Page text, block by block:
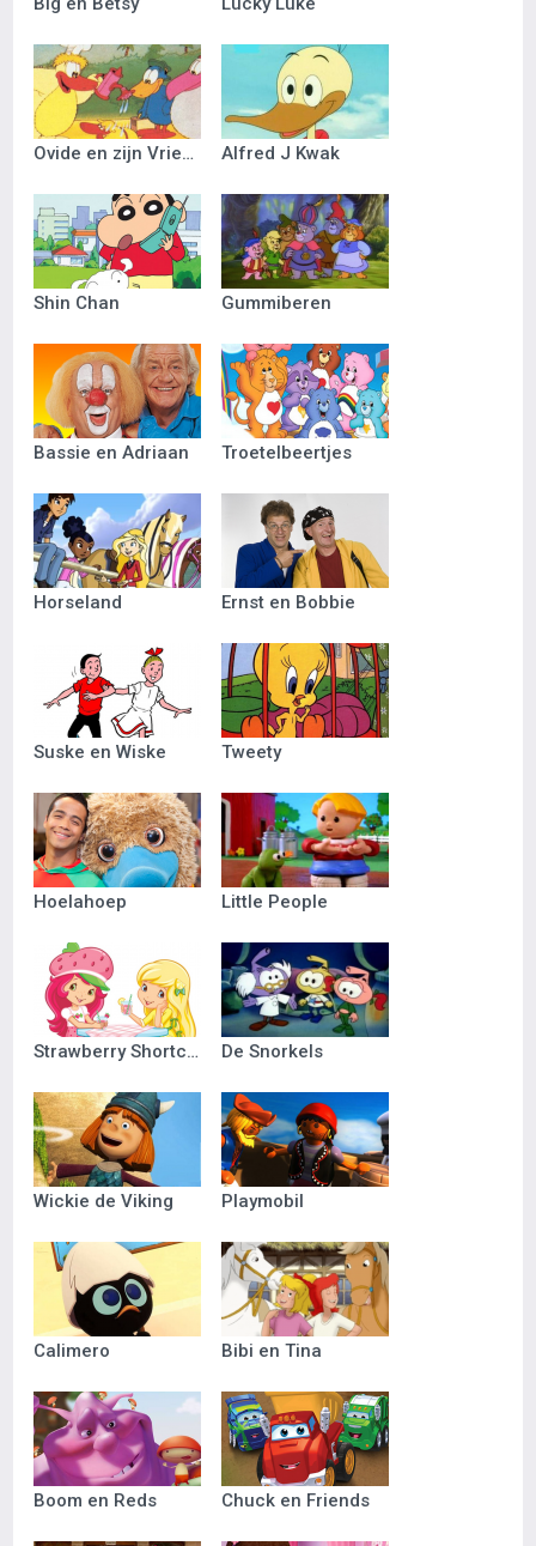
Ovide en zijn Vriendjes Alfred J Kwak
Shin Chan Gummiberen
Bassie en Adriaan Troetelbeertjes
Horseland Ernst en Bobbie
Suske en Wiske Tweety
Hoelahoep Little People
Strawberry Shortcake De Snorkels
Wickie de Viking Playmobil
Calimero Bibi en Tina
Boom en Reds Chuck en Friends